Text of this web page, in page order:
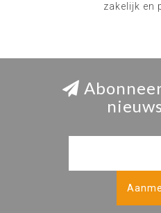
zakelijk en